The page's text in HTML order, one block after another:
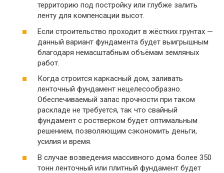
территорию под постройку или глубже залить
ленту для компенсации высот.
Если строительство проходит в жёстких грунтах —
данный вариант фундамента будет выигрышным
благодаря немасштабным объёмам земляных
работ.
Когда строится каркасный дом, заливать
ленточный фундамент нецелесообразно.
Обеспечиваемый запас прочности при таком
раскладе не требуется, так что свайный
фундамент с ростверком будет оптимальным
решением, позволяющим сэкономить деньги,
усилия и время.
В случае возведения массивного дома более 350
тонн ленточный или плитный фундамент будет